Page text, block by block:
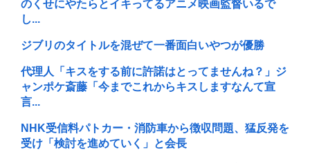
のくせにやたらとイキってるアニメ映画監督いるで
し...
ジブリのタイトルを混ぜて一番面白いやつが優勝
代理人「キスをする前に許諾はとってませんね？」ジ
ャンポケ斎藤「今までこれからキスしますなんて宣
言...
NHK受信料パトカー・消防車から徴収問題、猛反発を
受け「検討を進めていく」と会長